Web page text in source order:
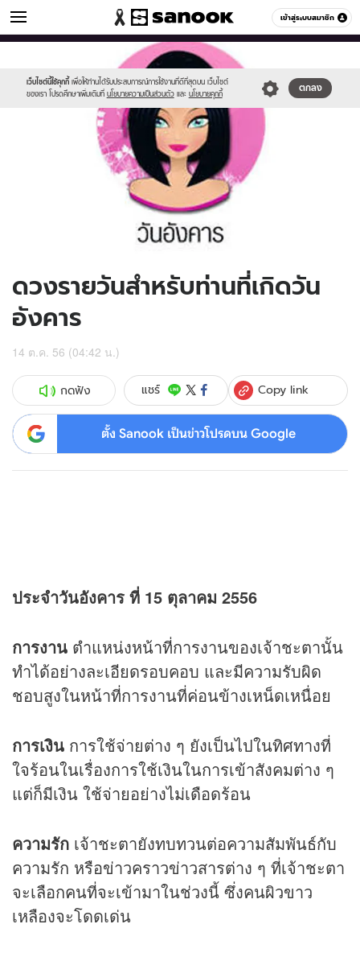
เข้าสู่ระบบสมาชิก
ดูดวง หมวดอื่นๆ
เว็บไซต์นี้ใช้คุกกี้ เพื่อให้ท่านได้รับประสบการณ์การใช้งานที่ดีที่สุดบน เว็บไซต์
ของเรา โปรดศึกษาเพิ่มเติมที่ นโยบายความเป็นส่วนตัว และ นโยบายคุกกี้
ตกลง
//s.isanook.com/sr/0/images/logo-
sanook.png
//s.isanook.com/ho/0/ud/10/52945/170-
ดวงรายวันสำหรับท่านที่เกิดวัน
อังคาร
14 ต.ค. 56 (04:42 น.)
กดฟัง แชร์ Copy link
ตั้ง Sanook เป็นข่าวโปรดบน Google
ประจำวันอังคาร ที่ 15 ตุลาคม 2556
การงาน ตำแหน่งหน้าที่การงานของเจ้าชะตานั้น
ทำได้อย่างละเอียดรอบคอบ และมีความรับผิด
ชอบสูงในหน้าที่การงานที่ค่อนข้างเหน็ดเหนื่อย
การเงิน การใช้จ่ายต่าง ๆ ยังเป็นไปในทิศทางที่
ใจร้อนในเรื่องการใช้เงินในการเข้าสังคมต่าง ๆ
แต่ก็มีเงิน ใช้จ่ายอย่างไม่เดือดร้อน
ความรัก เจ้าชะตายังทบทวนต่อความสัมพันธ์กับ
ความรัก หรือข่าวคราวข่าวสารต่าง ๆ ที่เจ้าชะตา
จะเลือกคนที่จะเข้ามาในช่วงนี้ ซึ่งคนผิวขาว
เหลืองจะโดดเด่น